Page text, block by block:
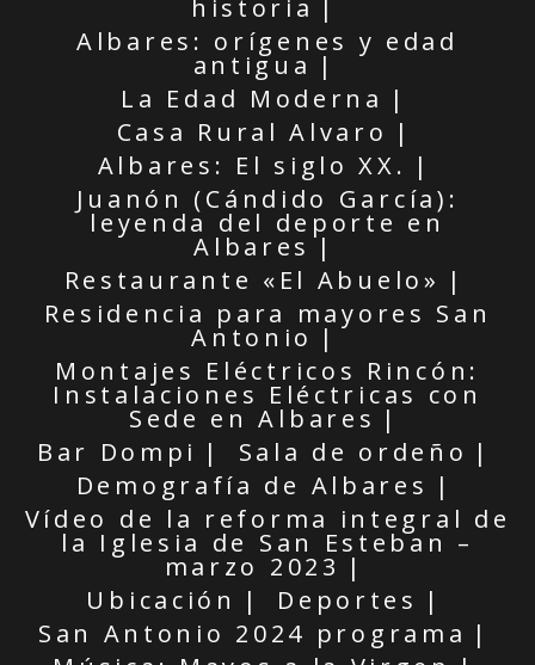
historia
Albares: orígenes y edad
antigua
La Edad Moderna
Casa Rural Alvaro
Albares: El siglo XX.
Juanón (Cándido García):
leyenda del deporte en
Albares
Restaurante «El Abuelo»
Residencia para mayores San
Antonio
Montajes Eléctricos Rincón:
Instalaciones Eléctricas con
Sede en Albares
Bar Dompi
Sala de ordeño
Demografía de Albares
Vídeo de la reforma integral de
la Iglesia de San Esteban –
marzo 2023
Ubicación
Deportes
San Antonio 2024 programa